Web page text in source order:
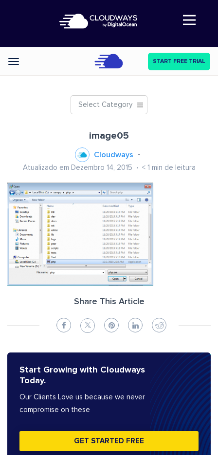
Abre a navegação
Categories START FREE TRIAL
Select Category
image05
Cloudways
Atualizado em Dezembro 14, 2015 < 1 min de leitura
Share This Article
Start Growing with Cloudways
Today.
Our Clients Love us because we never
compromise on these
GET STARTED FREE